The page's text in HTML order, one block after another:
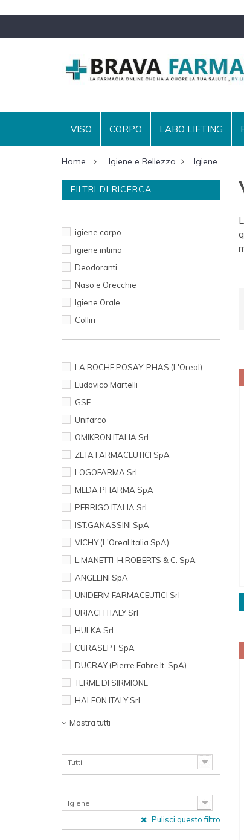
VISO CORPO LABO LIFTING
Home Igiene e Bellezza Igiene
FILTRI DI RICERCA
igiene corpo
igiene intima
Deodoranti
Naso e Orecchie
Igiene Orale
Colliri
LA ROCHE POSAY-PHAS (L'Oreal)
Ludovico Martelli
GSE
Unifarco
OMIKRON ITALIA Srl
ZETA FARMACEUTICI SpA
LOGOFARMA Srl
MEDA PHARMA SpA
PERRIGO ITALIA Srl
IST.GANASSINI SpA
VICHY (L'Oreal Italia SpA)
L.MANETTI-H.ROBERTS & C. SpA
ANGELINI SpA
UNIDERM FARMACEUTICI Srl
URIACH ITALY Srl
HULKA Srl
CURASEPT SpA
DUCRAY (Pierre Fabre It. SpA)
TERME DI SIRMIONE
HALEON ITALY Srl
Mostra tutti
Tutti
Igiene
Pulisci questo filtro